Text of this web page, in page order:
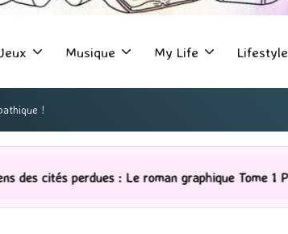
Jeux Musique My Life Lifestyle
!
: Le roman graphique Tome 1 Partie 2